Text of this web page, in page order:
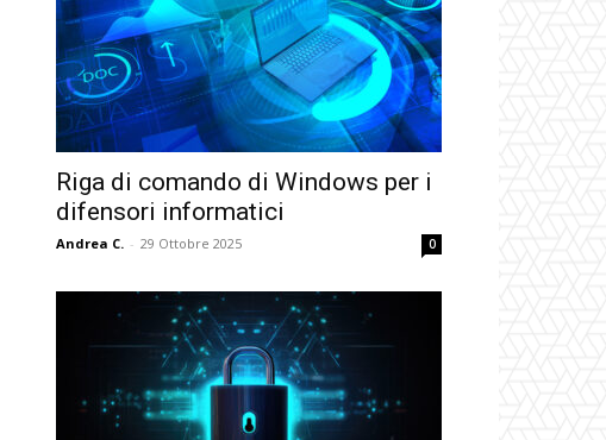
Riga di comando di Windows per i
difensori informatici
Andrea C. - 29 Ottobre 2025 0